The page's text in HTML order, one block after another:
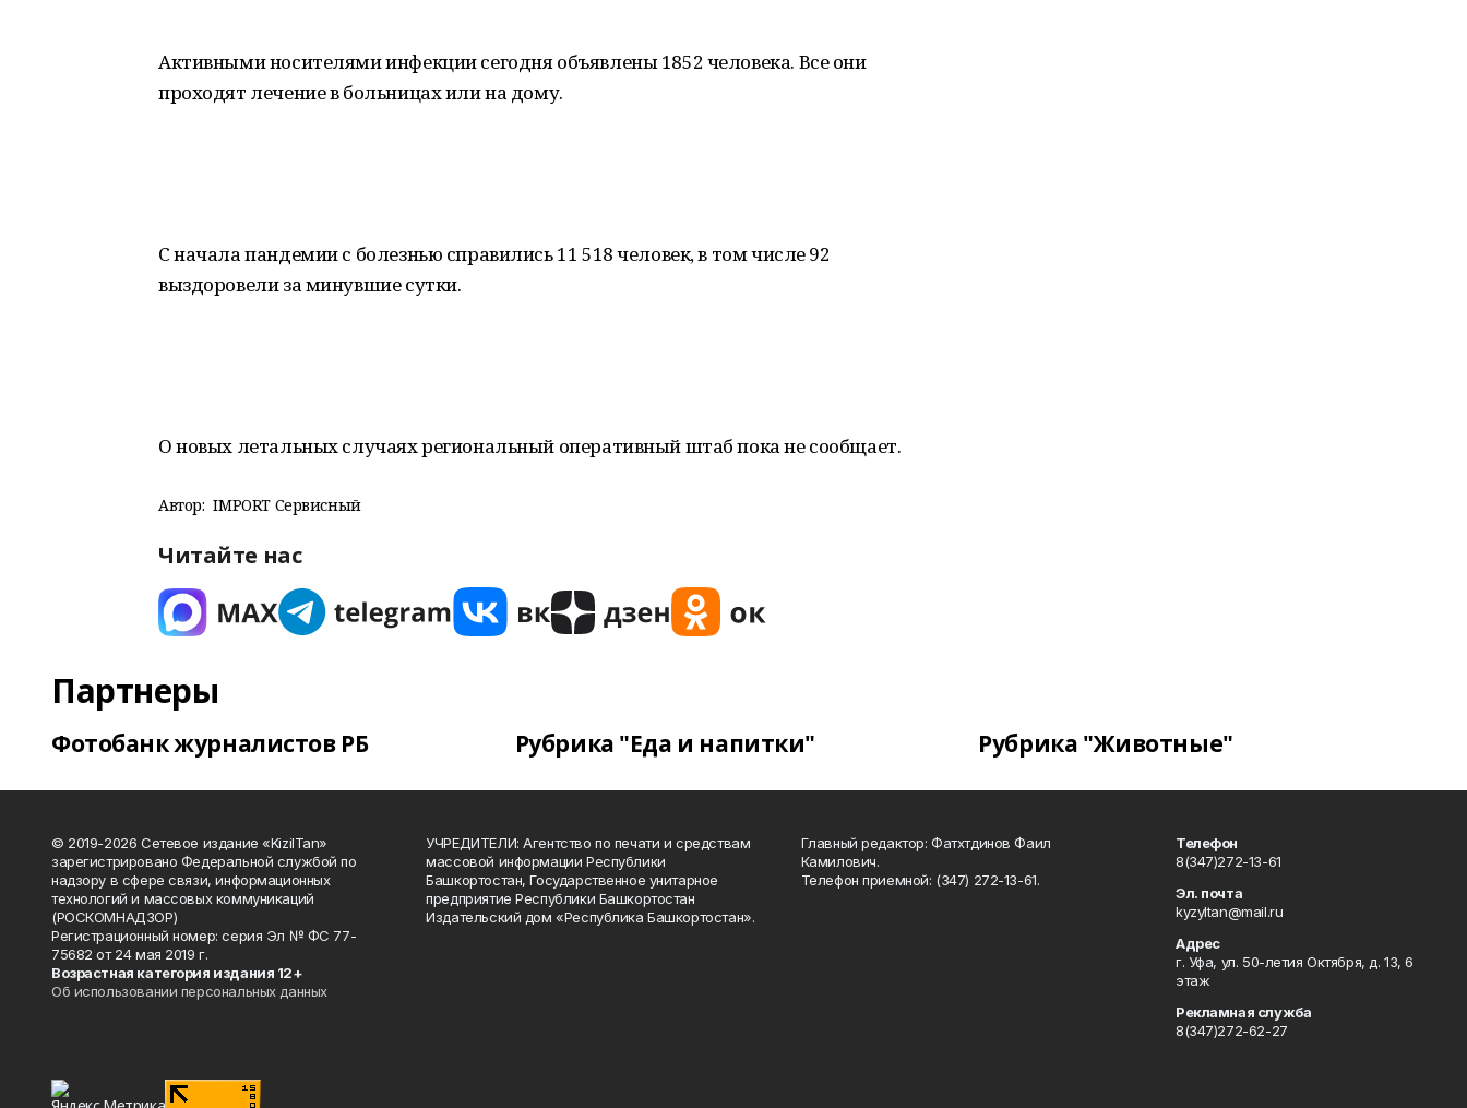
Активными носителями инфекции сегодня объявлены 1852 человека. Все они
проходят лечение в больницах или на дому.
С начала пандемии с болезнью справились 11 518 человек, в том числе 92
выздоровели за минувшие сутки.
О новых летальных случаях региональный оперативный штаб пока не сообщает.
Автор: IMPORT Сервисный
Читайте нас
Партнеры
Фотобанк журналистов РБ Рубрика "Еда и напитки" Рубрика "Животные"
© 2019-2026 Сетевое издание «KizilTan»
зарегистрировано Федеральной службой по
надзору в сфере связи, информационных
технологий и массовых коммуникаций
(РОСКОМНАДЗОР)
Регистрационный номер: серия Эл № ФС 77-
75682 от 24 мая 2019 г.
Возрастная категория издания 12+
Об использовании персональных данных
УЧРЕДИТЕЛИ: Агентство по печати и средствам
массовой информации Республики
Башкортостан, Государственное унитарное
предприятие Республики Башкортостан
Издательский дом «Республика Башкортостан».
Главный редактор: Фатхтдинов Фаил
Камилович.
Телефон приемной: (347) 272-13-61.
Телефон
8(347)272-13-61
Эл. почта
kyzyltan@mail.ru
Адрес
г. Уфа, ул. 50-летия Октября, д. 13, 6
этаж
Рекламная служба
8(347)272-62-27